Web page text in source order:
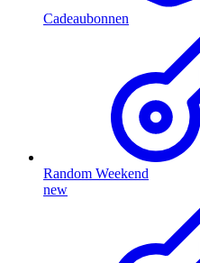
Cadeaubonnen
Random Weekend
new